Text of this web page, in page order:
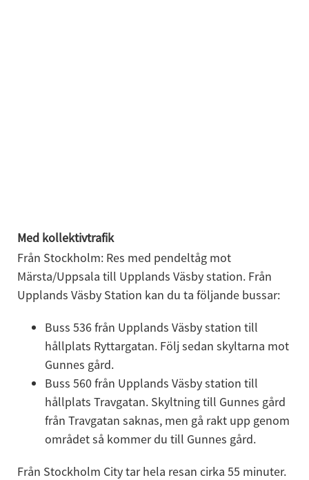
Med kollektivtrafik
Från Stockholm: Res med pendeltåg mot
Märsta/Uppsala till Upplands Väsby station. Från
Upplands Väsby Station kan du ta följande bussar:
Buss 536 från Upplands Väsby station till
hållplats Ryttargatan. Följ sedan skyltarna mot
Gunnes gård.
Buss 560 från Upplands Väsby station till
hållplats Travgatan. Skyltning till Gunnes gård
från Travgatan saknas, men gå rakt upp genom
området så kommer du till Gunnes gård.
Från Stockholm City tar hela resan cirka 55 minuter.